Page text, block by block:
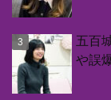
五百
や誤